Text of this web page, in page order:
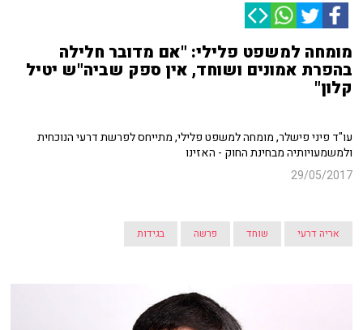
מומחה למשפט פלילי: "אם מדובר חלילה
בהפרת אמונים ושוחד, אין ספק שביה"ש יטיל
קלון"
עו"ד פיני פישלר, מומחה למשפט פלילי, מתייחס לפרשת דרעי הנוכחית
ולמשמעויותיה מבחינת החוק - האזינו
29/05/2017
אריה דרעי שוחד פרשה בגידות